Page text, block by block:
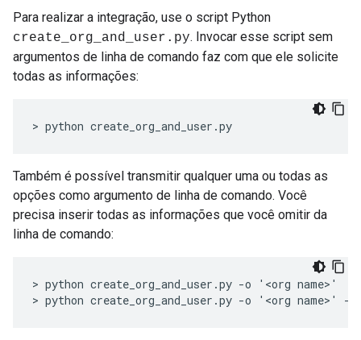
Para realizar a integração, use o script Python
create_org_and_user.py. Invocar esse script sem
argumentos de linha de comando faz com que ele solicite
todas as informações:
> python create_org_and_user.py
Também é possível transmitir qualquer uma ou todas as
opções como argumento de linha de comando. Você
precisa inserir todas as informações que você omitir da
linha de comando:
> python create_org_and_user.py -o '<org name>'
> python create_org_and_user.py -o '<org name>' -